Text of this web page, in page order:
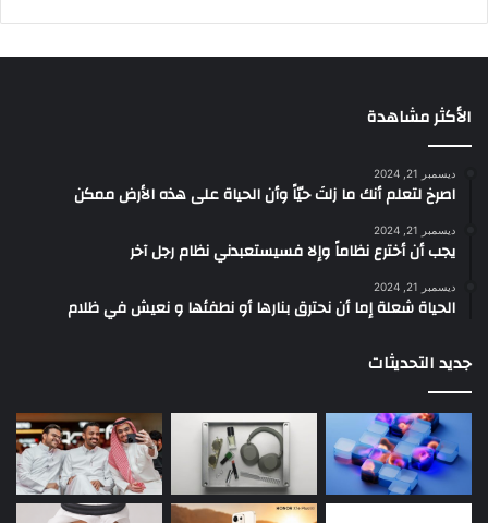
الأكثر مشاهدة
ديسمبر 21, 2024
‫اصرخ لتعلم أنك ما زلتَ حيّاً وأن الحياة على هذه الأرض ممكن
ديسمبر 21, 2024
يجب أن أخترع نظاماً وإلا فسيستعبدني نظام رجل آخر
ديسمبر 21, 2024
الحياة شعلة إما أن نحترق بنارها أو نطفئها و نعيش في ظلام
جديد التحديثات